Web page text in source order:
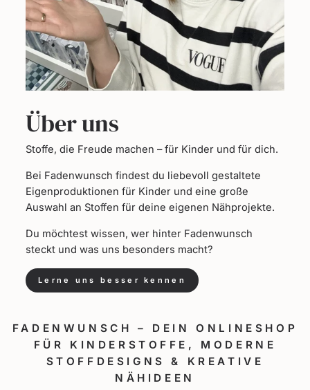
Über uns
Stoffe, die Freude machen – für Kinder und für dich.
Bei Fadenwunsch findest du liebevoll gestaltete
Eigenproduktionen für Kinder und eine große
Auswahl an Stoffen für deine eigenen Nähprojekte.
Du möchtest wissen, wer hinter Fadenwunsch
steckt und was uns besonders macht?
Lerne uns besser kennen
FADENWUNSCH – DEIN ONLINESHOP
FÜR KINDERSTOFFE, MODERNE
STOFFDESIGNS & KREATIVE
NÄHIDEEN